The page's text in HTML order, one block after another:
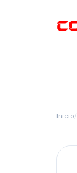
Inicio/